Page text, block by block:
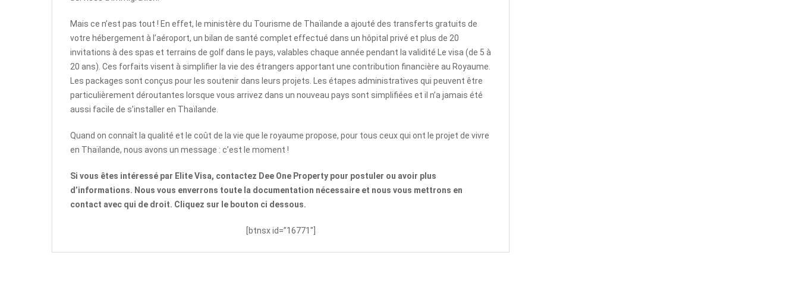
Mais ce n’est pas tout ! En effet, le ministère du Tourisme de Thaïlande a ajouté des transferts gratuits de
votre hébergement à l’aéroport, un bilan de santé complet effectué dans un hôpital privé et plus de 20
invitations à des spas et terrains de golf dans le pays, valables chaque année pendant la validité Le visa (de 5 à
20 ans). Ces forfaits visent à simplifier la vie des étrangers apportant une contribution financière au Royaume.
Les packages sont conçus pour les soutenir dans leurs projets. Les étapes administratives qui peuvent être
particulièrement déroutantes lorsque vous arrivez dans un nouveau pays sont simplifiées et il n’a jamais été
aussi facile de s’installer en Thaïlande.
Quand on connaît la qualité et le coût de la vie que le royaume propose, pour tous ceux qui ont le projet de vivre
en Thaïlande, nous avons un message : c’est le moment !
Si vous êtes intéressé par Elite Visa, contactez Dee One Property pour postuler ou avoir plus
d’informations. Nous vous enverrons toute la documentation nécessaire et nous vous mettrons en
contact avec qui de droit. Cliquez sur le bouton ci dessous.
[btnsx id=”16771″]